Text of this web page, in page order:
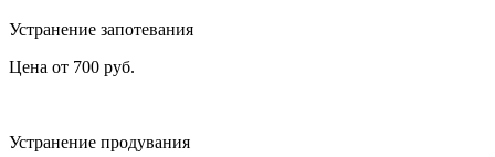
Устранение запотевания
Цена от 700 руб.
Устранение продувания